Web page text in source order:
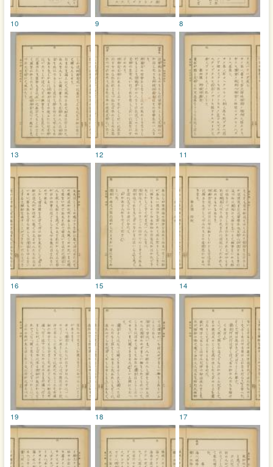
8
9
10
11
12
13
14
15
16
17
18
19